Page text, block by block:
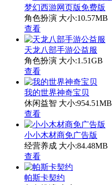
梦幻西游网页版免费版
角色扮演 大小:10.57MB
查看
天龙八部手游公益服
角色扮演 大小:1.51GB
查看
我的世界神奇宝贝
休闲益智 大小:954.51MB
查看
小小木材商免广告版
经营养成 大小:84.48MB
查看
帕斯卡契约